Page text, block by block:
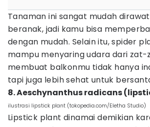
Tanaman ini sangat mudah
beranak, jadi kamu bisa
dengan mudah. Selain itu, spider
mampu menyaring udara dari
membuat balkonmu tidak hanya
tapi juga lebih sehat untuk
8. Aeschynanthus radicans
ilustrasi lipstick plant (tokopedia.com/Eletha Studio)
Lipstick plant dinamai demikian